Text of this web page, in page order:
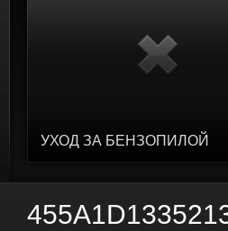
УХОД ЗА БЕНЗОПИЛОЙ